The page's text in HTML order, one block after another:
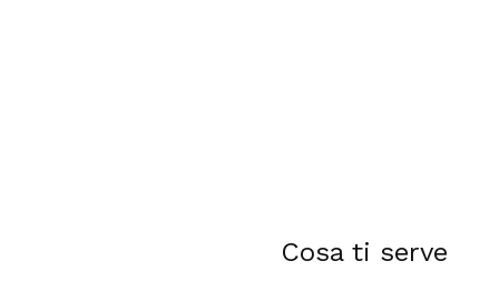
Cosa ti serve